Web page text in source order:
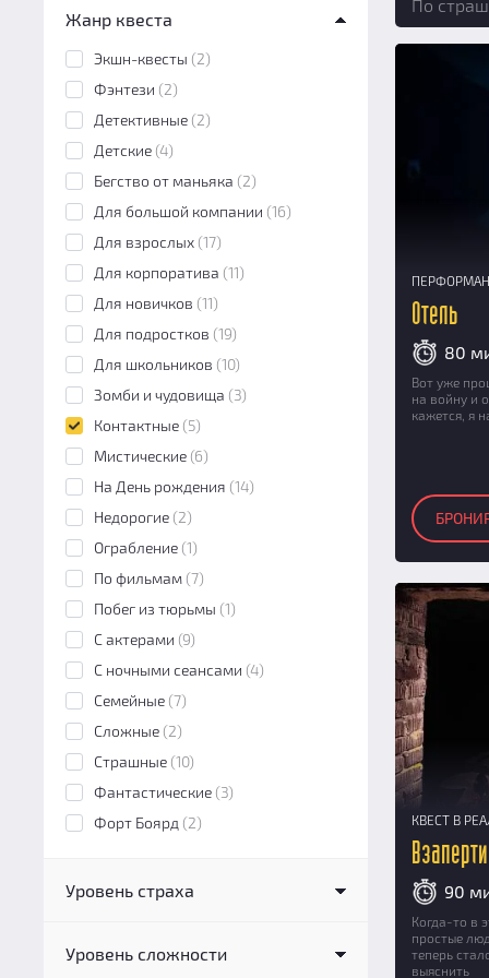
Перформанс
Жанр квеста
Экшн-квесты (2)
Фэнтези (2)
Детективные (2)
Детские (4)
Бегство от маньяка (2)
Для большой компании (16)
Для взрослых (17)
Для корпоратива (11)
Для новичков (11)
Для подростков (19)
Для школьников (10)
Зомби и чудовища (3)
Контактные (5)
Мистические (6)
На День рождения (14)
Недорогие (2)
Ограбление (1)
По фильмам (7)
Побег из тюрьмы (1)
С актерами (9)
С ночными сеансами (4)
Семейные (7)
Сложные (2)
Страшные (10)
Фантастические (3)
Форт Боярд (2)
Уровень страха
Низкий(0)
Уровень сложности
По
Отель
80
Вот уже
на войну и
кажется, я
КВЕСТ В
Взаперти
90
Когда-то в
простые
теперь
выяснить